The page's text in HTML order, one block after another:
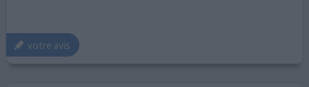
votre avis